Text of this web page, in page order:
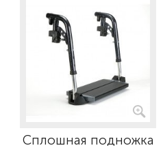
Сплошная подножка